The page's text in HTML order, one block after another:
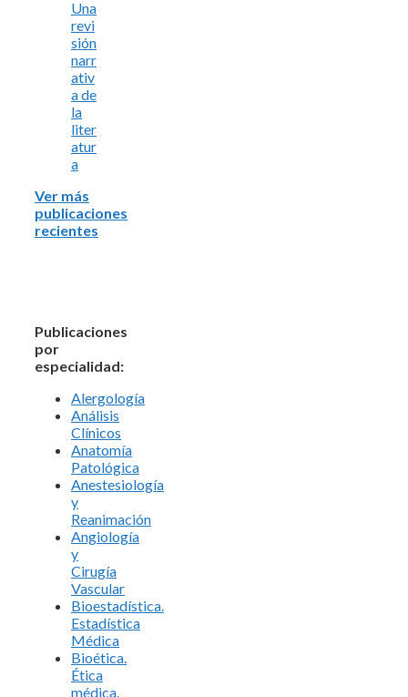
Una
revi
sión
narr
ativ
a de
la
liter
atur
a
Ver más
publicaciones
recientes
Publicaciones
por
especialidad:
Alergología
Análisis
Clínicos
Anatomía
Patológica
Anestesiología
y
Reanimación
Angiología
y
Cirugía
Vascular
Bioestadística.
Estadística
Médica
Bioética.
Ética
médica.